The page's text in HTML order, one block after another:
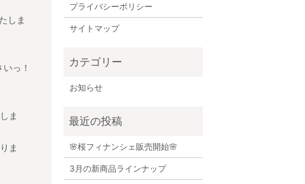
しま
っ！
ま
ま
プライバシーポリシー
サイトマップ
お知らせ
🌸桜フィナンシェ販売開始🌸
3月の新商品ラインナップ